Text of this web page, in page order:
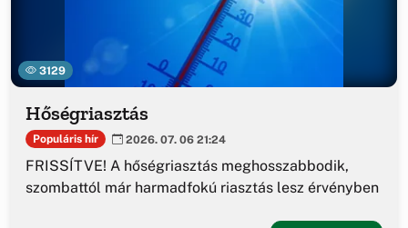
3129
Hőségriasztás
Populáris hír 2026. 07. 06 21:24
FRISSÍTVE! A hőségriasztás meghosszabbodik,
szombattól már harmadfokú riasztás lesz érvényben